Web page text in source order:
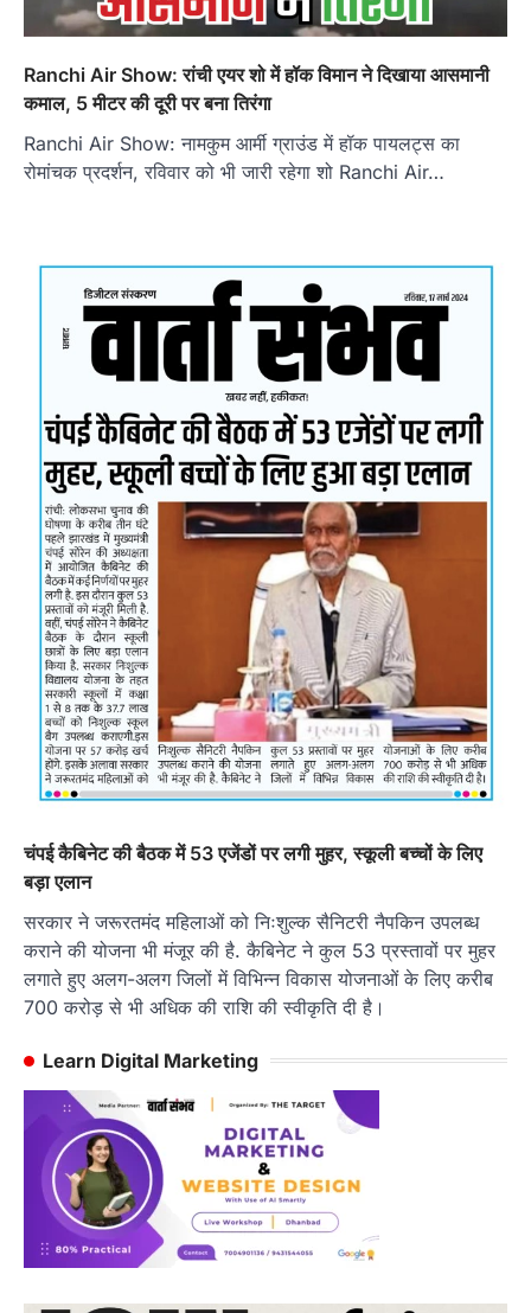
Ranchi Air Show: रांची एयर शो में हॉक विमान ने दिखाया आसमानी
कमाल, 5 मीटर की दूरी पर बना तिरंगा
Ranchi Air Show: नामकुम आर्मी ग्राउंड में हॉक पायलट्स का
रोमांचक प्रदर्शन, रविवार को भी जारी रहेगा शो Ranchi Air…
चंपई कैबिनेट की बैठक में 53 एजेंडों पर लगी मुहर, स्कूली बच्चों के लिए
बड़ा एलान
सरकार ने जरूरतमंद महिलाओं को निःशुल्क सैनिटरी नैपकिन उपलब्ध
कराने की योजना भी मंजूर की है. कैबिनेट ने कुल 53 प्रस्तावों पर मुहर
लगाते हुए अलग-अलग जिलों में विभिन्न विकास योजनाओं के लिए करीब
700 करोड़ से भी अधिक की राशि की स्वीकृति दी है।
Learn Digital Marketing